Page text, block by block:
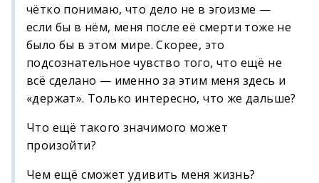
чётко понимаю, что дело не в эгоизме —
если бы в нём, меня после её смерти тоже не
было бы в этом мире. Скорее, это
подсознательное чувство того, что ещё не
всё сделано — именно за этим меня здесь и
«держат». Только интересно, что же дальше?
Что ещё такого значимого может
произойти?
Чем ещё сможет удивить меня жизнь?